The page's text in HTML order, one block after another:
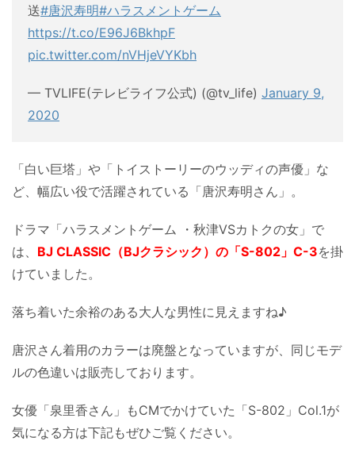
送#唐沢寿明#ハラスメントゲーム
https://t.co/E96J6BkhpF
pic.twitter.com/nVHjeVYKbh
— TVLIFE(テレビライフ公式) (@tv_life) January 9,
2020
「白い巨塔」や「トイストーリーのウッディの声優」な
ど、幅広い役で活躍されている「唐沢寿明さん」。
ドラマ「ハラスメントゲーム ・秋津VSカトクの女」で
は、 BJ CLASSIC（BJクラシック）の「S-802」C-3を掛
けていました。
落ち着いた余裕のある大人な男性に見えますね♪
唐沢さん着用のカラーは廃盤となっていますが、同じモデ
ルの色違いは販売しております。
女優「泉里香さん」もCMでかけていた「S-802」Col.1が
気になる方は下記もぜひご覧ください。